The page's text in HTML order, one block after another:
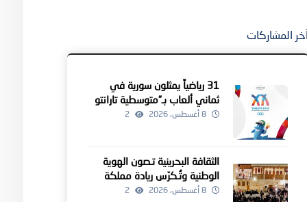
المشاركات
31 رياضياً يمثلون سورية في
ثماني ألعاب بـ”متوسطية تارانتو
2026″
8 أغسطس، 2026 2
الثقافة البحرينية تـصون الهوية
الوطنية وتُـكرّس ريادة مملكة
البحرين كمنارة للإبداع الإنساني
8 أغسطس، 2026 2